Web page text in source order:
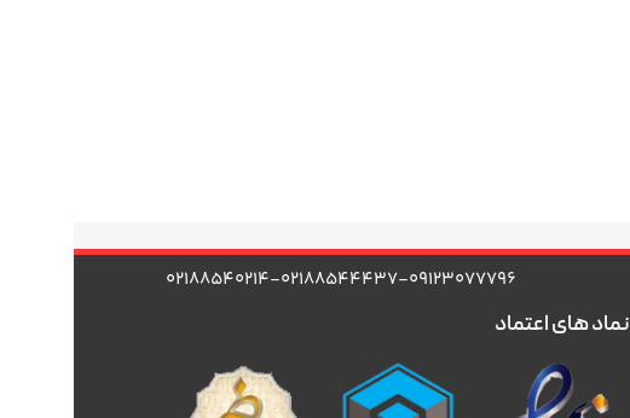
۰۲۱۸۸۵۴۰۲۱۴-۰۲۱۸۸۵۴۴۴۳۷-۰۹۱۲۳۰۷۷۷۹۶
نماد های اعتماد